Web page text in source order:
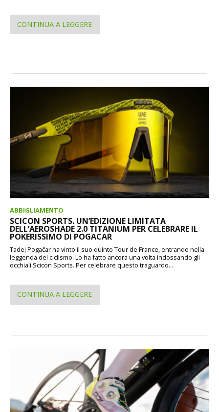
CONTINUA A LEGGERE
ABBIGLIAMENTO
SCICON SPORTS. UN’EDIZIONE LIMITATA
DELL’AEROSHADE 2.0 TITANIUM PER CELEBRARE IL
POKERISSIMO DI POGACAR
Tadej Pogačar ha vinto il suo quinto Tour de France, entrando nella
leggenda del ciclismo. Lo ha fatto ancora una volta indossando gli
occhiali Scicon Sports. Per celebrare questo traguardo...
CONTINUA A LEGGERE